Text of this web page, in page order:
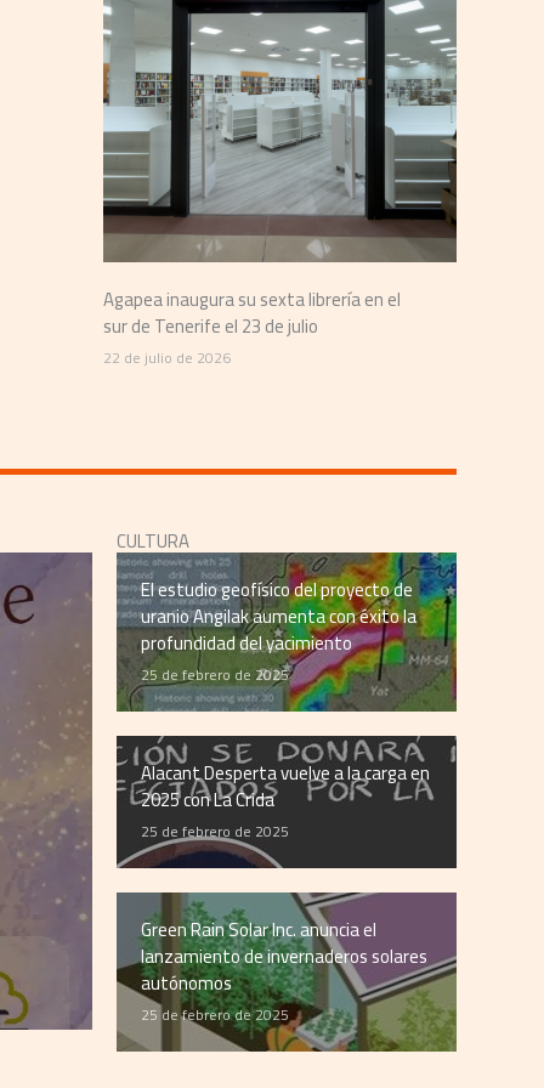
Agapea inaugura su sexta librería en el
sur de Tenerife el 23 de julio
22 de julio de 2026
Muñecas
una nueva
lanzamiento
identidad de
11 de junio de 2026
La firma alicantina presenta un rebranding que
el papel del juego en el desarrollo emocional ...
CULTURA​
El estudio geofísico del proyecto de
uranio Angilak aumenta con éxito la
profundidad del yacimiento
25 de febrero de 2025
Alacant Desperta vuelve a la carga en
2025 con La Crida
25 de febrero de 2025
Green Rain Solar Inc. anuncia el
lanzamiento de invernaderos solares
autónomos
25 de febrero de 2025